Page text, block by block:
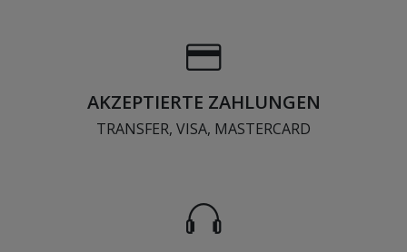
AKZEPTIERTE ZAHLUNGEN
TRANSFER, VISA, MASTERCARD